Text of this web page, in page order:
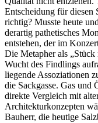
Entscheidung für diesen
richtig? Musste heute
derartig pathetisches
entstehen, der im
Die Metapher als „Stück
Wucht des Findlings
liegende Assoziationen
die Sackgasse. Gas und
direkte Vergleich mit
Architekturkonzepten
Bauherr, die heutige